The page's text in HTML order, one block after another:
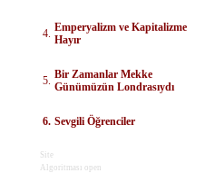
4. Emperyalizm ve Kapitalizme
Hayır
5. Bir Zamanlar Mekke
Günümüzün Londrasıydı
6. Sevgili Öğrenciler
Site
Algoritması open